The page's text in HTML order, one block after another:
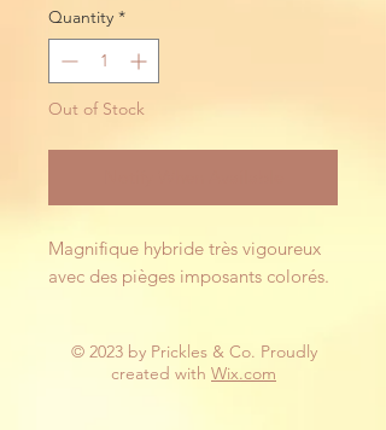
Quantity *
Out of Stock
Magnifique hybride très vigoureux
avec des pièges imposants colorés.
© 2023 by Prickles & Co. Proudly
created with Wix.com